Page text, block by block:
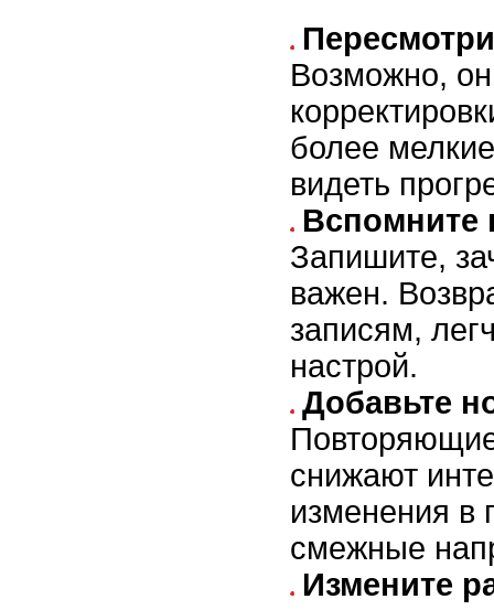
Возможно,
более
видеть
Вспомните
Запишите,
важен.
записям,
настрой.
Добавьте
снижают
изменения в
смежные
Измените